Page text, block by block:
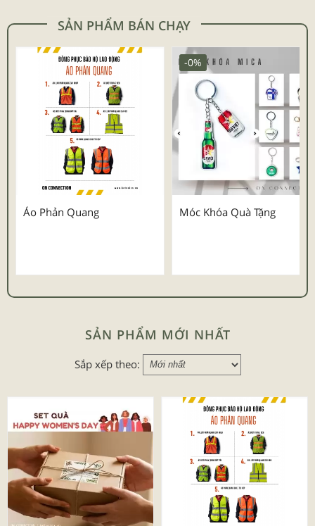
SẢN PHẨM BÁN CHẠY
Áo Phản Quang Móc Khóa Quà Tặng
-0%
SẢN PHẨM MỚI NHẤT
Sắp xếp theo: